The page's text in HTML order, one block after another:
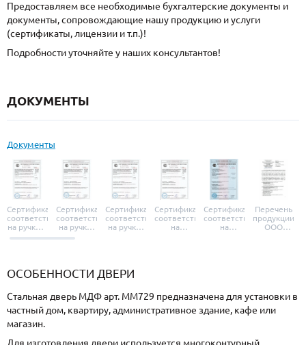
Предоставляем все необходимые бухгалтерские документы и
документы, сопровождающие нашу продукцию и услуги
(сертификаты, лицензии и т.п.)!
Подробности уточняйте у наших консультантов!
ДОКУМЕНТЫ
Документы
Сертификат
соответствия
на ручки и
броненакладки
Сертификат
соответствия
на ручки-
защелки
Сертификат
соответствия
на ручки-
Сертификат
соответствия
на
Сертификат
соответствия
на
Перечень
продукции
ООО
ОСОБЕННОСТИ ДВЕРИ
Стальная дверь МДФ арт. ММ729 предназначена для установки в
частный дом, квартиру, административное здание, кафе или
магазин.